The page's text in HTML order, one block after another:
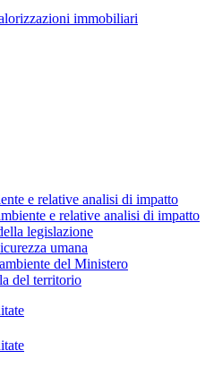
immobiliari
e relative analisi di impatto
e relative analisi di impatto
legislazione
umana
del Ministero
del territorio